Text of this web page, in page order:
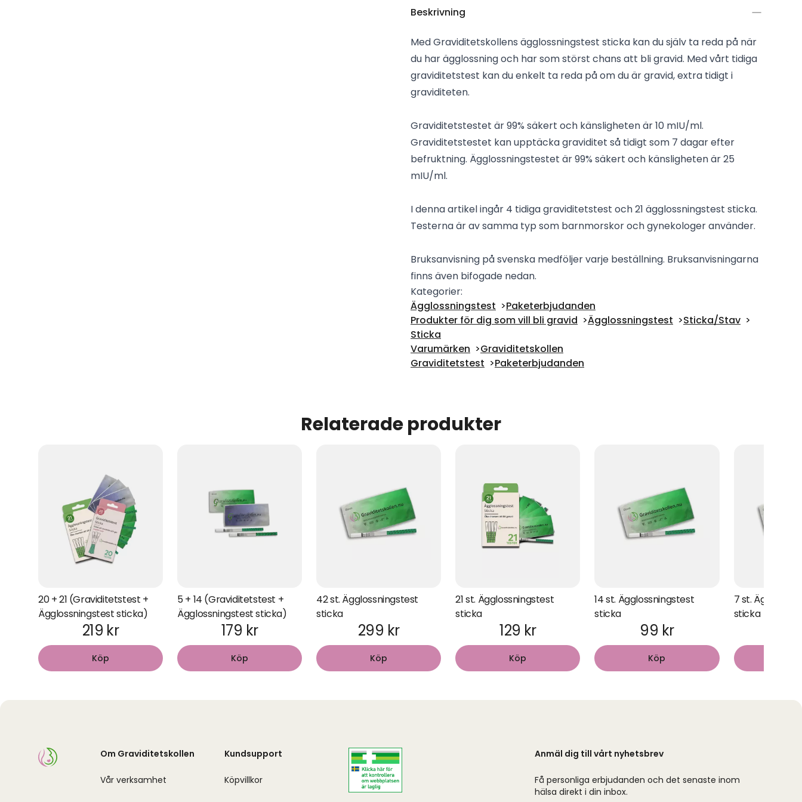
Beskrivning
Med Graviditetskollens ägglossningstest sticka kan du själv ta reda på när
du har ägglossning och har som störst chans att bli gravid. Med vårt tidiga
graviditetstest kan du enkelt ta reda på om du är gravid, extra tidigt i
graviditeten.
Graviditetstestet är 99% säkert och känsligheten är 10 mIU/ml.
Graviditetstestet kan upptäcka graviditet så tidigt som 7 dagar efter
befruktning. Ägglossningstestet är 99% säkert och känsligheten är 25
mIU/ml.
I denna artikel ingår 4 tidiga graviditetstest och 21 ägglossningstest sticka.
Testerna är av samma typ som barnmorskor och gynekologer använder.
Bruksanvisning på svenska medföljer varje beställning. Bruksanvisningarna
finns även bifogade nedan.
Kategorier:
Ägglossningstest
Paketerbjudanden
Produkter för dig som vill bli gravid
Ägglossningstest
Sticka/Stav
Sticka
Varumärken
Graviditetskollen
Graviditetstest
Paketerbjudanden
Relaterade produkter
20 + 21 (Graviditetstest +
Ägglossningstest sticka)
219 kr
Köp
5 + 14 (Graviditetstest +
Ägglossningstest sticka)
179 kr
Köp
42 st. Ägglossningstest
sticka
299 kr
Köp
21 st. Ägglossningstest
sticka
129 kr
Köp
14 st. Ägglossningstest
sticka
99 kr
Köp
7 st.
sticka
Om Graviditetskollen
Vår verksamhet
Kundsupport
Köpvillkor
Anmäl dig till vårt nyhetsbrev
Få personliga erbjudanden och det senaste inom
hälsa direkt i din inbox.